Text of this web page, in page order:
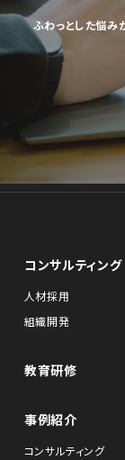
ふわっとした悩み
コンサルティング
人材採用
組織開発
教育研修
事例紹介
コンサルティング